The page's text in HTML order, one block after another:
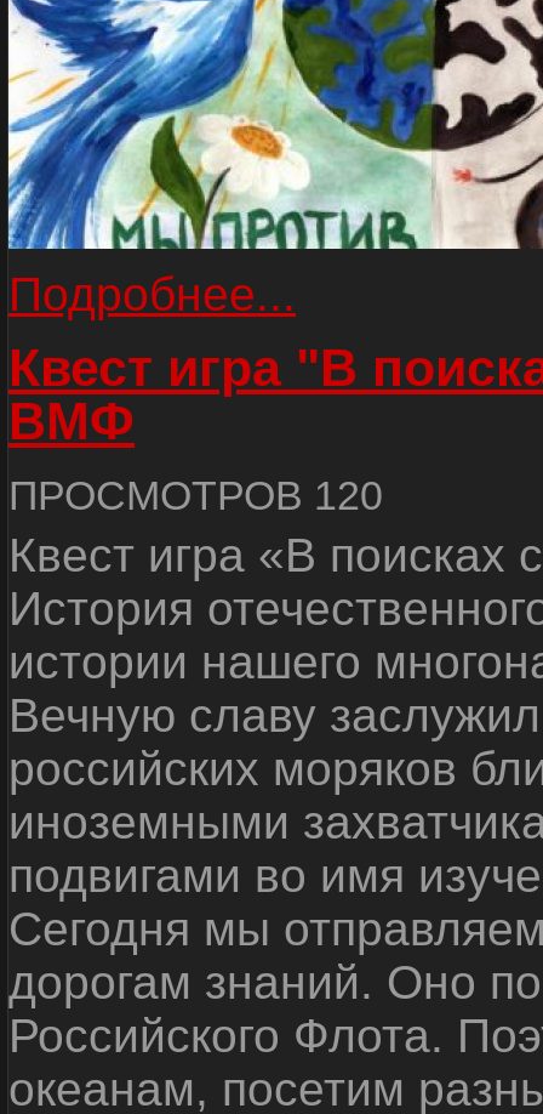
Подробнее...
Квест игра "В
ВМФ
ПРОСМОТРОВ 120
Квест игра «В
История
истории нашего
Вечную славу
российских моряков
иноземными
подвигами во имя
Сегодня мы
дорогам знаний. Оно
Российского Флота.
океанам, посетим